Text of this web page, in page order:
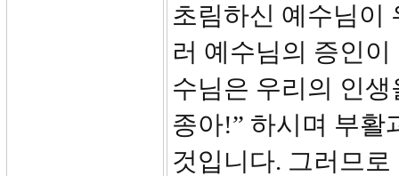
초림하신 예수님이
러 예수님의 증인
수님은 우리의 인
종아!” 하시며 부
것입니다. 그러므